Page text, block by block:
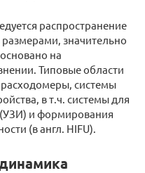
распространение
размерами, значительно
на
Типовые области
системы
в т.ч. системы для
(УЗИ) и формирования
(в англ. HIFU).